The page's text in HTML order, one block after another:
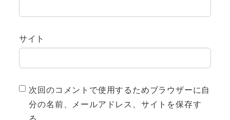
サイト
次回のコメントで使用するためブラウザーに自
分の名前、メールアドレス、サイトを保存す